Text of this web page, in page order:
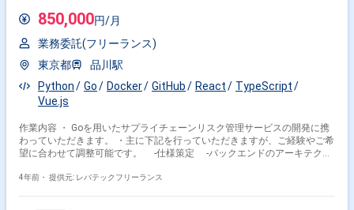
850,000円/月
業務委託(フリーランス)
東京都
品川駅
Python
Go Docker GitHub React
TypeScript
Vue.js
作業内容 ・ Goを用いたサプライチェーンリスク管理サービスの開発に携
わっていただきます。 ・主に下記を行っていただきますが、ご経験やご希
望に合わせて調整可能です。 ‐仕様策定 ‐バックエンドのアーキテクチ
デザイナーと協同したデザイン要件策定 ‐Jestを利用したテストコード
4年前・ 提供元: レバテックフリーランス